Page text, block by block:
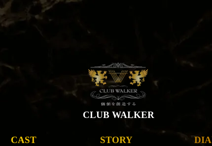
CLUB WALKER
CAST STORY